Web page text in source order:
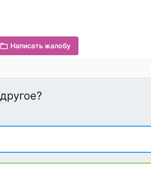
Написать жалобу